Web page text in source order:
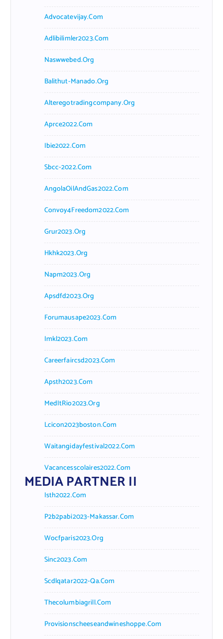
Advocatevijay.com
Adlibilimler2023.com
Naswwebed.org
Balithut-Manado.org
Alteregotradingcompany.org
Aprce2022.com
Ibie2022.com
Sbcc-2022.com
AngolaOilAndGas2022.com
Convoy4Freedom2022.com
Grur2023.org
Hkhk2023.org
Napm2023.org
Apsdfd2023.org
Forumausape2023.com
Imkl2023.com
Careerfaircsd2023.com
Apsth2023.com
MedItRio2023.org
Lcicon2023boston.com
Waitangidayfestival2022.com
Vacancesscolaires2022.com
MEDIA PARTNER II
Isth2022.com
P2b2pabi2023-Makassar.com
Wocfparis2023.org
Sinc2023.com
Scdlqatar2022-Qa.com
Thecolumbiagrill.com
Provisionscheeseandwineshoppe.com